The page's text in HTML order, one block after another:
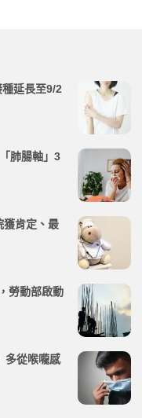
種延長至9/2
肺腸軸」3
獲肯定、最
勞動部啟動
多從喉嚨感